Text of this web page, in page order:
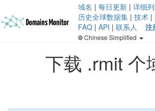
域名 | 每日更新 | 详细
历史全球数据集 | 技术 |
FAQ | API | 联系人 注
Chinese Simplified
下载 .rmit 个